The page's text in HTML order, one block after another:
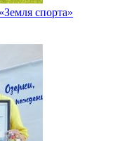
спорта»